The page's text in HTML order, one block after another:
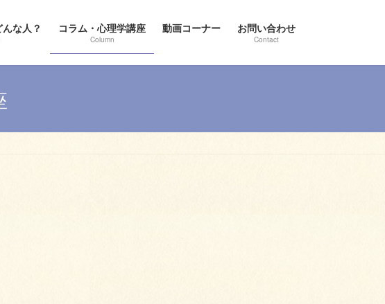
な人？ コラム・心理学講座
Column
動画コーナー お問い合わせ
Contact